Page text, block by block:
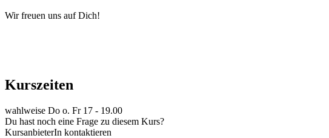
Wir freuen uns auf Dich!
Kurszeiten
wahlweise Do o. Fr 17 - 19.00
Du hast noch eine Frage zu diesem Kurs?
KursanbieterIn kontaktieren